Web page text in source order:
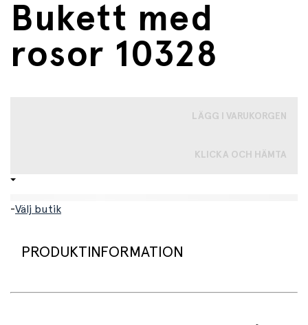
Bukett med
rosor 10328
LÄGG I VARUKORGEN
KLICKA OCH HÄMTA
-Välj butik
PRODUKTINFORMATION